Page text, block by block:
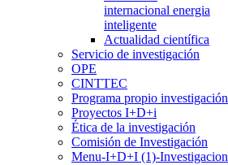
internacional energia
inteligente
Actualidad científica
Servicio de investigación
OPE
CINTTEC
Programa propio investigación
Proyectos I+D+i
Ética de la investigación
Comisión de Investigación
Menu-I+D+I (1)-Investigacion